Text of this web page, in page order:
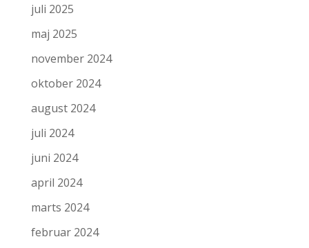
juli 2025
maj 2025
november 2024
oktober 2024
august 2024
juli 2024
juni 2024
april 2024
marts 2024
februar 2024